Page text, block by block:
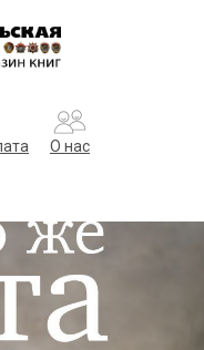
О нас